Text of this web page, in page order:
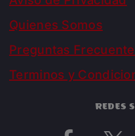
Quienes Somos
Preguntas
Terminos y
REDES